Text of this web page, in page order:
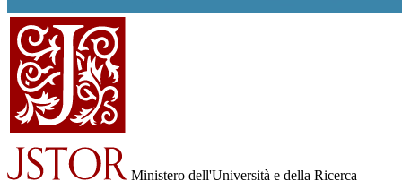
Ministero dell'Università e della Ricerca